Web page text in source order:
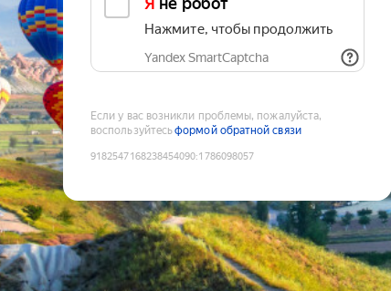
Нажмите, чтобы продолжить
Yandex SmartCaptcha
Если у вас возникли проблемы, пожалуйста,
воспользуйтесьформой обратной связи
9182547168238454090:1786098057